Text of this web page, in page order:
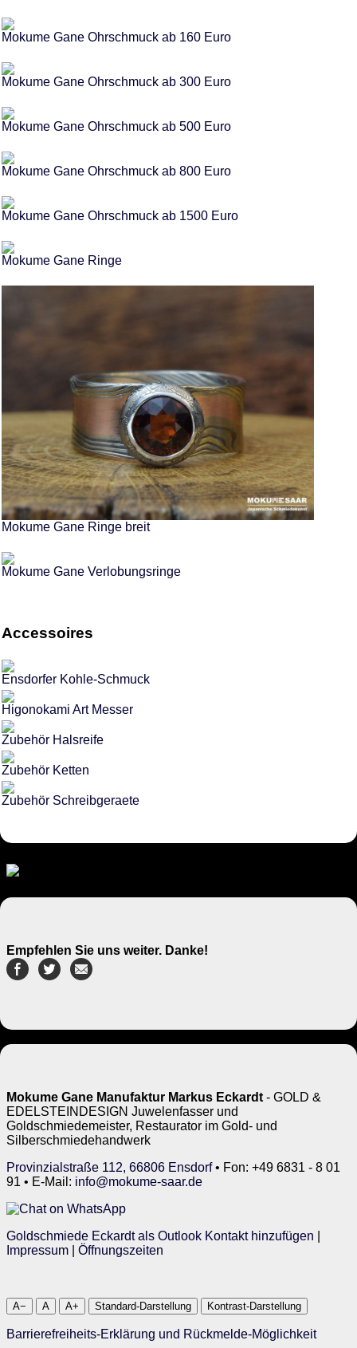
Mokume Gane Ohrschmuck ab 160 Euro
Mokume Gane Ohrschmuck ab 300 Euro
Mokume Gane Ohrschmuck ab 500 Euro
Mokume Gane Ohrschmuck ab 800 Euro
Mokume Gane Ohrschmuck ab 1500 Euro
Mokume Gane Ringe
Mokume Gane Ringe breit
Mokume Gane Verlobungsringe
Accessoires
Ensdorfer Kohle-Schmuck
Higonokami Art Messer
Zubehör Halsreife
Zubehör Ketten
Zubehör Schreibgeraete
Empfehlen Sie uns weiter. Danke!
Mokume Gane Manufaktur Markus Eckardt - GOLD &
EDELSTEINDESIGN Juwelenfasser und
Goldschmiedemeister, Restaurator im Gold- und
Silberschmiedehandwerk
Provinzialstraße 112, 66806 Ensdorf• Fon: +49 6831 - 8 01
91 • E-Mail: info@mokume-saar.de
Goldschmiede Eckardt als Outlook Kontakt hinzufügen
Impressum
Öffnungszeiten
A− A A+ Standard-Darstellung Kontrast-Darstellung
Barrierefreiheits-Erklärung und Rückmelde-Möglichkeit